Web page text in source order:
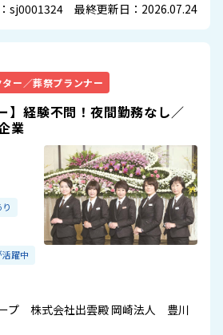
sj0001324 最終更新日：2026.07.24
ー／葬祭プランナー
】経験不問！夜間勤務なし／
業
活躍中
プ 株式会社出雲殿 岡崎法人 豊川